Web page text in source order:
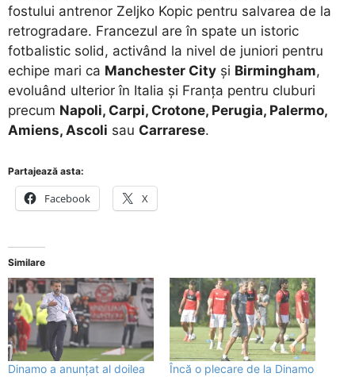
fostului antrenor Zeljko Kopic pentru salvarea de la
retrogradare. Francezul are în spate un istoric
fotbalistic solid, activând la nivel de juniori pentru
echipe mari ca Manchester City și Birmingham,
evoluând ulterior în Italia și Franța pentru cluburi
precum Napoli, Carpi, Crotone, Perugia, Palermo,
Amiens, Ascoli sau Carrarese.
Partajează asta:
Facebook X
Similare
Dinamo a anunțat al doilea
Încă o plecare de la Dinamo